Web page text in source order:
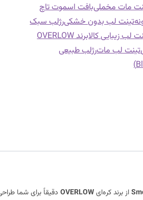
مات مخملیبافت اسموت تاچ
تینت لب بدون خشکیرژلب سبک
لب زیبایی کالابرند OVERLOW
تینت لب ماترژلب طبیعی
از برند کره‌ایOVERLOW دقیقاً برای شما